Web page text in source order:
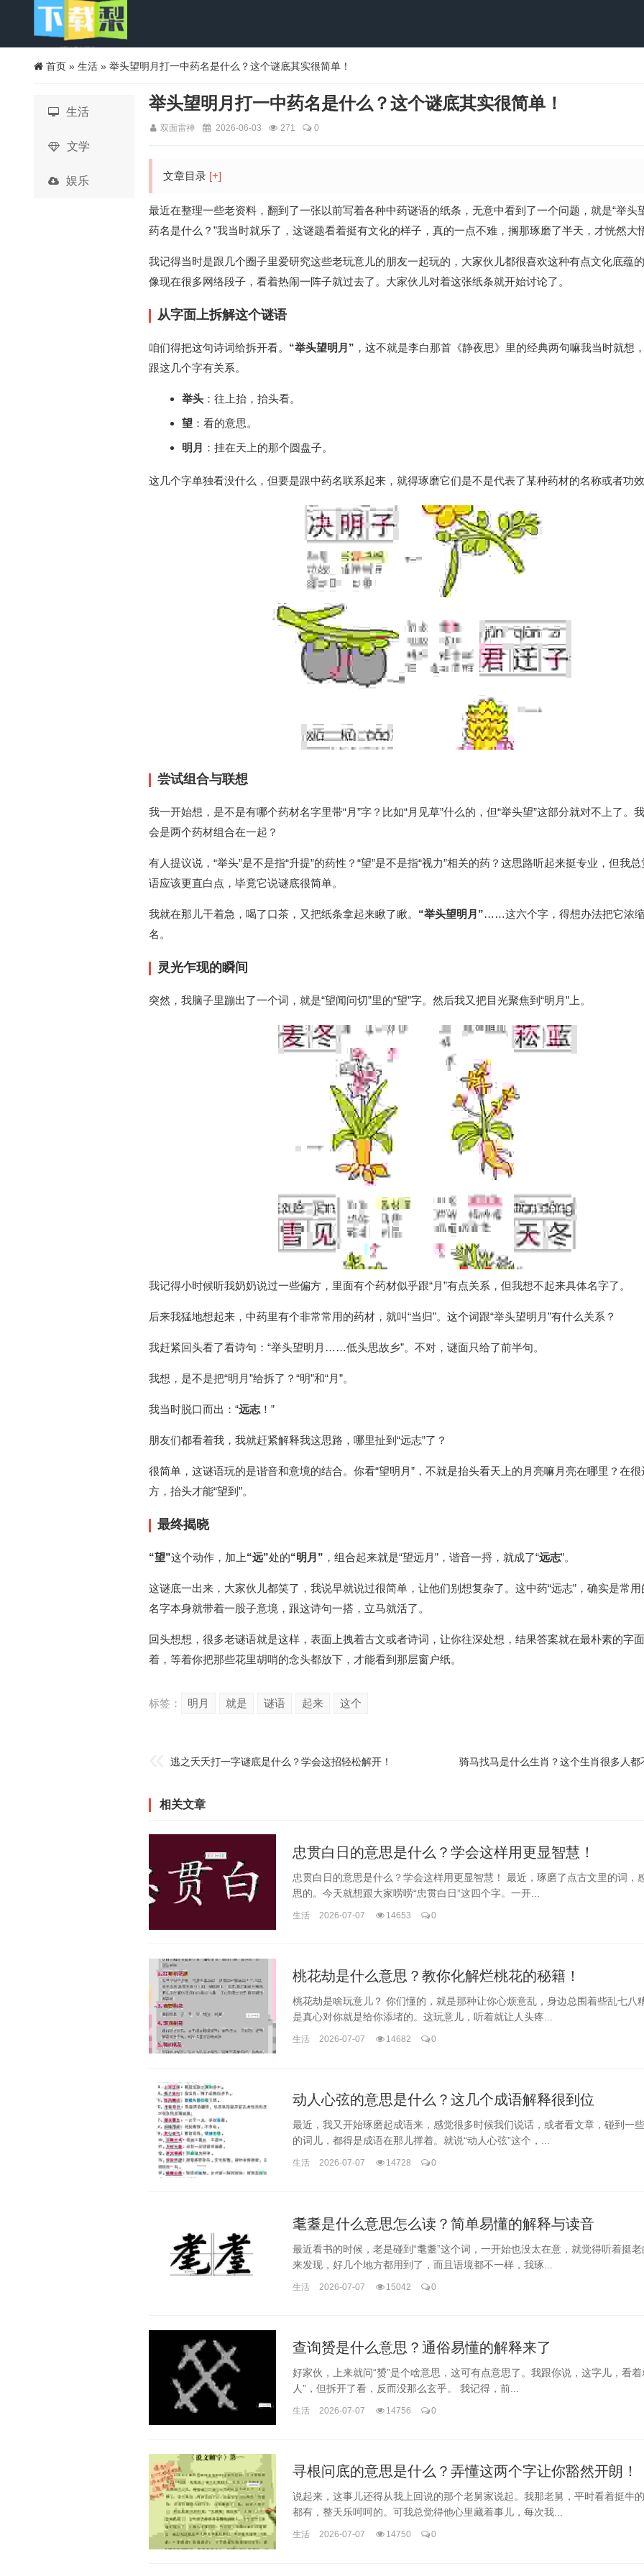
首页 » 生活 » 举头望明月打一中药名是什么？这个谜底其实很简单！
生活
文学
娱乐
举头望明月打一中药名是什么？这个谜底其实很简单！
双面雷神 2026-06-03 271 0
文章目录 [+]
最近在整理一些老资料，翻到了一张以前写着各种中药谜语的纸条，无意中看到了一个问题，就是“举头
药名是什么？”我当时就乐了，这谜题看着挺有文化的样子，真的一点不难，搁那琢磨了半天，才恍然大
我记得当时是跟几个圈子里爱研究这些老玩意儿的朋友一起玩的，大家伙儿都很喜欢这种有点文化底蕴
像现在很多网络段子，看着热闹一阵子就过去了。大家伙儿对着这张纸条就开始讨论了。
从字面上拆解这个谜语
咱们得把这句诗词给拆开看。 “举头望明月” ，这不就是李白那首《静夜思》里的经典两句嘛我当时就想
跟这几个字有关系。
举头 ：往上抬，抬头看。
望 ：看的意思。
明月 ：挂在天上的那个圆盘子。
这几个字单独看没什么，但要是跟中药名联系起来，就得琢磨它们是不是代表了某种药材的名称或者功效
尝试组合与联想
我一开始想，是不是有哪个药材名字里带“月”字？比如“月见草”什么的，但“举头望”这部分就对不上了。
会是两个药材组合在一起？
有人提议说，“举头”是不是指“升提”的药性？“望”是不是指“视力”相关的药？这思路听起来挺专业，但我
语应该更直白点，毕竟它说谜底很简单。
我就在那儿干着急，喝了口茶，又把纸条拿起来瞅了瞅。 “举头望明月”……这六个字，得想办法把它浓
名。
灵光乍现的瞬间
突然，我脑子里蹦出了一个词，就是“望闻问切”里的“望”字。然后我又把目光聚焦到“明月”上。
我记得小时候听我奶奶说过一些偏方，里面有个药材似乎跟“月”有点关系，但我想不起来具体名字了。
后来我猛地想起来，中药里有个非常常用的药材，就叫“当归”。这个词跟“举头望明月”有什么关系？
我赶紧回头看了看诗句：“举头望明月……低头思故乡”。不对，谜面只给了前半句。
我想，是不是把“明月”给拆了？“明”和“月”。
我当时脱口而出：“远志 ！”
朋友们都看着我，我就赶紧解释我这思路，哪里扯到“远志”了？
很简单，这谜语玩的是谐音和意境的结合。你看“望明月”，不就是抬头看天上的月亮嘛月亮在哪里？在
方，抬头才能“望到”。
最终揭晓
“望”这个动作，加上“远”处的“明月” ，组合起来就是“望远月”，谐音一捋，就成了“远志”。
这谜底一出来，大家伙儿都笑了，我说早就说过很简单，让他们别想复杂了。这中药“远志”，确实是常用
名字本身就带着一股子意境，跟这诗句一搭，立马就活了。
回头想想，很多老谜语就是这样，表面上拽着古文或者诗词，让你往深处想，结果答案就在最朴素的字
着，等着你把那些花里胡哨的念头都放下，才能看到那层窗户纸。
标签： 明月 就是 谜语 起来 这个
逃之夭夭打一字谜底是什么？学会这招轻松解开！ 骑马找马是什么生肖？这个生肖很多人都
相关文章
忠贯白日的意思是什么？学会这样用更显智慧！
忠贯白日的意思是什么？学会这样用更显智慧！ 最近，琢磨了点古文里的词，
思的。今天就想跟大家唠唠“忠贯白日”这四个字。一开...
生活 2026-07-07 14653 0
桃花劫是什么意思？教你化解烂桃花的秘籍！
桃花劫是啥玩意儿？ 你们懂的，就是那种让你心烦意乱，身边总围着些乱七八
是真心对你就是给你添堵的。这玩意儿，听着就让人头疼...
生活 2026-07-07 14682 0
动人心弦的意思是什么？这几个成语解释很到位
最近，我又开始琢磨起成语来，感觉很多时候我们说话，或者看文章，碰到一
的词儿，都得是成语在那儿撑着。就说“动人心弦”这个，...
生活 2026-07-07 14728 0
耄耋是什么意思怎么读？简单易懂的解释与读音
最近看书的时候，老是碰到“耄耋”这个词，一开始也没太在意，就觉得听着挺
来发现，好几个地方都用到了，而且语境都不一样，我琢...
生活 2026-07-07 15042 0
查询赟是什么意思？通俗易懂的解释来了
好家伙，上来就问“赟”是个啥意思，这可有点意思了。我跟你说，这字儿，看着
人”，但拆开了看，反而没那么玄乎。 我记得，前...
生活 2026-07-07 14756 0
寻根问底的意思是什么？弄懂这两个字让你豁然开朗！
说起来，这事儿还得从我上回说的那个老舅家说起。我那老舅，平时看着挺牛
都有，整天乐呵呵的。可我总觉得他心里藏着事儿，每次我...
生活 2026-07-07 14750 0